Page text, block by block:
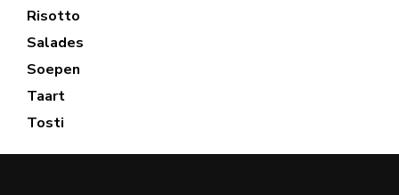
Risotto
Salades
Soepen
Taart
Tosti